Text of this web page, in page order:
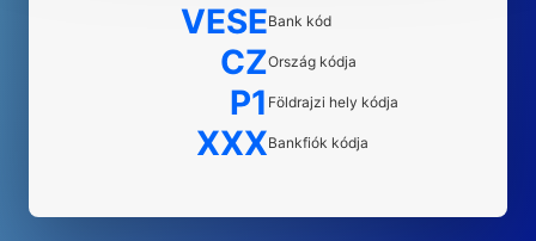
VESEBank kód
CZOrszág kódja
P1 Földrajzi hely kódja
XXXBankfiók kódja